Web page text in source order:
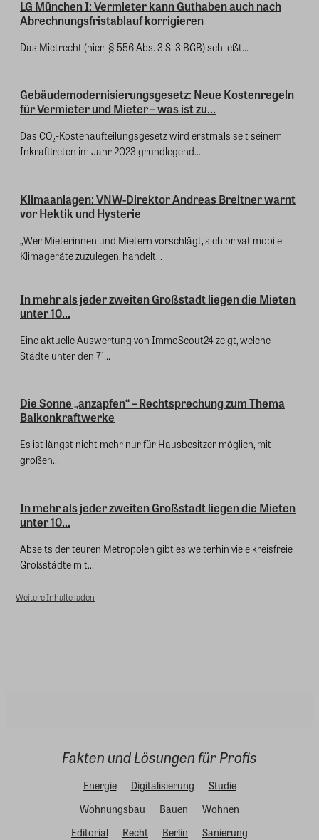
LG München I: Vermieter kann Guthaben auch nach
Abrechnungsfristablauf korrigieren
Das Mietrecht (hier: § 556 Abs. 3 S. 3 BGB) schließt...
Gebäudemodernisierungsgesetz: Neue Kostenregeln
für Vermieter und Mieter – was ist zu...
Das CO₂-Kostenaufteilungsgesetz wird erstmals seit seinem
Inkrafttreten im Jahr 2023 grundlegend...
Klimaanlagen: VNW-Direktor Andreas Breitner warnt
vor Hektik und Hysterie
„Wer Mieterinnen und Mietern vorschlägt, sich privat mobile
Klimageräte zuzulegen, handelt...
In mehr als jeder zweiten Großstadt liegen die Mieten
unter 10...
Eine aktuelle Auswertung von ImmoScout24 zeigt, welche
Städte unter den 71...
Die Sonne „anzapfen“ – Rechtsprechung zum Thema
Balkonkraftwerke
Es ist längst nicht mehr nur für Hausbesitzer möglich, mit
großen...
In mehr als jeder zweiten Großstadt liegen die Mieten
unter 10...
Abseits der teuren Metropolen gibt es weiterhin viele kreisfreie
Großstädte mit...
Weitere Inhalte laden
Fakten und Lösungen für Profis
Energie Digitalisierung
Studie
Wohnungsbau
Bauen
Wohnen
Editorial
Recht Berlin
Sanierung